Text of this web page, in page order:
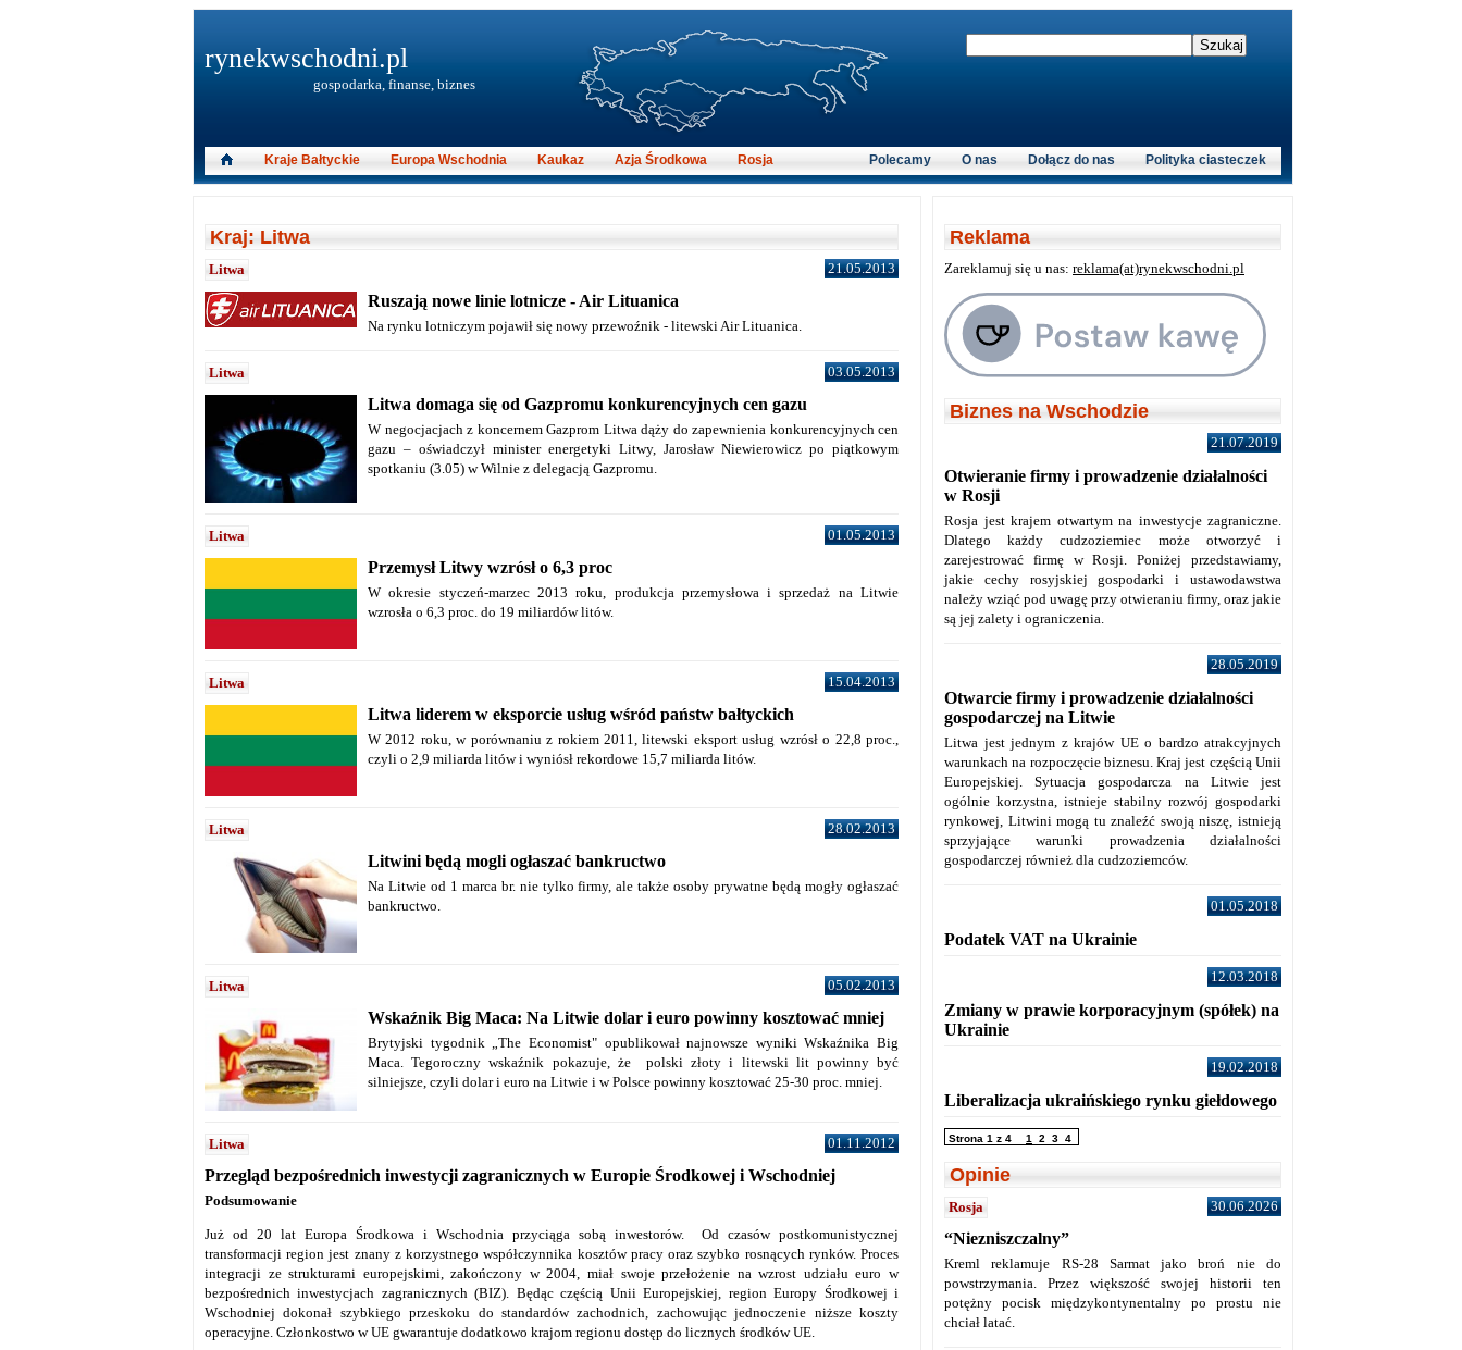
Kraj: Litwa
Litwa 21.05.2013
Ruszają nowe linie lotnicze - Air Lituanica
Na rynku lotniczym pojawił się nowy przewoźnik - litewski Air Lituanica.
Litwa 03.05.2013
Litwa domaga się od Gazpromu konkurencyjnych cen gazu
W negocjacjach z koncernem Gazprom Litwa dąży do zapewnienia konkurencyjnych cen
gazu – oświadczył minister energetyki Litwy, Jarosław Niewierowicz po piątkowym
spotkaniu (3.05) w Wilnie z delegacją Gazpromu.
Litwa 01.05.2013
Przemysł Litwy wzrósł o 6,3 proc
W okresie styczeń-marzec 2013 roku, produkcja przemysłowa i sprzedaż na Litwie
wzrosła o 6,3 proc. do 19 miliardów litów.
Litwa 15.04.2013
Litwa liderem w eksporcie usług wśród państw bałtyckich
W 2012 roku, w porównaniu z rokiem 2011, litewski eksport usług wzrósł o 22,8 proc.,
czyli o 2,9 miliarda litów i wyniósł rekordowe 15,7 miliarda litów.
Litwa 28.02.2013
Litwini będą mogli ogłaszać bankructwo
Na Litwie od 1 marca br. nie tylko firmy, ale także osoby prywatne będą mogły ogłaszać
bankructwo.
Litwa 05.02.2013
Wskaźnik Big Maca: Na Litwie dolar i euro powinny kosztować mniej
Brytyjski tygodnik „The Economist" opublikował najnowsze wyniki Wskaźnika Big
Maca. Tegoroczny wskaźnik pokazuje, że polski złoty i litewski lit powinny być
silniejsze, czyli dolar i euro na Litwie i w Polsce powinny kosztować 25-30 proc. mniej.
Litwa 01.11.2012
Przegląd bezpośrednich inwestycji zagranicznych w Europie Środkowej i Wschodniej
Podsumowanie
Już od 20 lat Europa Środkowa i Wschodnia przyciąga sobą inwestorów. Od czasów postkomunistycznej
transformacji region jest znany z korzystnego współczynnika kosztów pracy oraz szybko rosnących rynków. Proces
integracji ze strukturami europejskimi, zakończony w 2004, miał swoje przełożenie na wzrost udziału euro w
bezpośrednich inwestycjach zagranicznych (BIZ). Będąc częścią Unii Europejskiej, region Europy Środkowej i
Wschodniej dokonał szybkiego przeskoku do standardów zachodnich, zachowując jednoczenie niższe koszty
operacyjne. Członkostwo w UE gwarantuje dodatkowo krajom regionu dostęp do licznych środków UE.
rynekwschodni.pl
gospodarka, finanse, biznes
Kraje Bałtyckie Europa Wschodnia Kaukaz Azja Środkowa Rosja Polityka ciasteczek
Dołącz do nas
O nas
Polecamy
Reklama
Zareklamuj się u nas: reklama(at)rynekwschodni.pl
Biznes na Wschodzie
21.07.2019
Otwieranie firmy i prowadzenie działalności
w Rosji
Rosja jest krajem otwartym na inwestycje zagraniczne.
Dlatego każdy cudzoziemiec może otworzyć i
zarejestrować firmę w Rosji. Poniżej przedstawiamy,
jakie cechy rosyjskiej gospodarki i ustawodawstwa
należy wziąć pod uwagę przy otwieraniu firmy, oraz jakie
są jej zalety i ograniczenia.
28.05.2019
Otwarcie firmy i prowadzenie działalności
gospodarczej na Litwie
Litwa jest jednym z krajów UE o bardzo atrakcyjnych
warunkach na rozpoczęcie biznesu. Kraj jest częścią Unii
Europejskiej. Sytuacja gospodarcza na Litwie jest
ogólnie korzystna, istnieje stabilny rozwój gospodarki
rynkowej, Litwini mogą tu znaleźć swoją niszę, istnieją
sprzyjające warunki prowadzenia działalności
gospodarczej również dla cudzoziemców.
01.05.2018
Podatek VAT na Ukrainie
12.03.2018
Zmiany w prawie korporacyjnym (spółek) na
Ukrainie
19.02.2018
Liberalizacja ukraińskiego rynku giełdowego
Strona 1 z 4 1 2 3 4
Opinie
Rosja 30.06.2026
“Niezniszczalny”
Kreml reklamuje RS-28 Sarmat jako broń nie do
powstrzymania. Przez większość swojej historii ten
potężny pocisk międzykontynentalny po prostu nie
chciał latać.